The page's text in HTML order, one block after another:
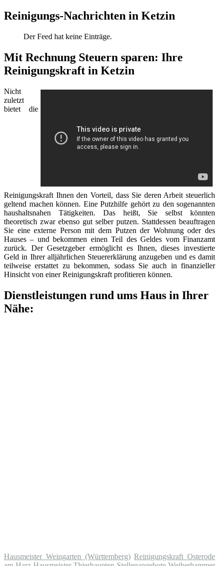
Reinigungs-Nachrichten in Ketzin
Der Feed hat keine Einträge.
Mit Rechnung Steuern sparen: Ihre
Reinigungskraft in Ketzin
Nicht
zuletzt
bietet die
Reinigungskraft Ihnen den Vorteil, dass Sie deren Arbeit steuerlich
geltend machen können. Eine Putzhilfe gehört zu den sogenannten
haushaltsnahen Tätigkeiten. Das heißt, Sie selbst könnten
theoretisch zwar ebenso gut selber putzen. Stattdessen beauftragen
Sie eine externe Person mit dem Putzen der Wohnung oder des
Hauses – und bekommen einen Teil des Geldes vom Finanzamt
zurück. Der Gesetzgeber ermöglicht es Ihnen, dieses investierte
Geld in Ihrer alljährlichen Steuererklärung anzugeben und es damit
teilweise erstattet zu bekommen, sodass Sie auch in finanzieller
Hinsicht von einer Reinigungskraft profitieren können.
Dienstleistungen rund ums Haus in Ihrer
Nähe:
Hausmeister Weingarten (Württemberg) Reinigungskraft Osterode